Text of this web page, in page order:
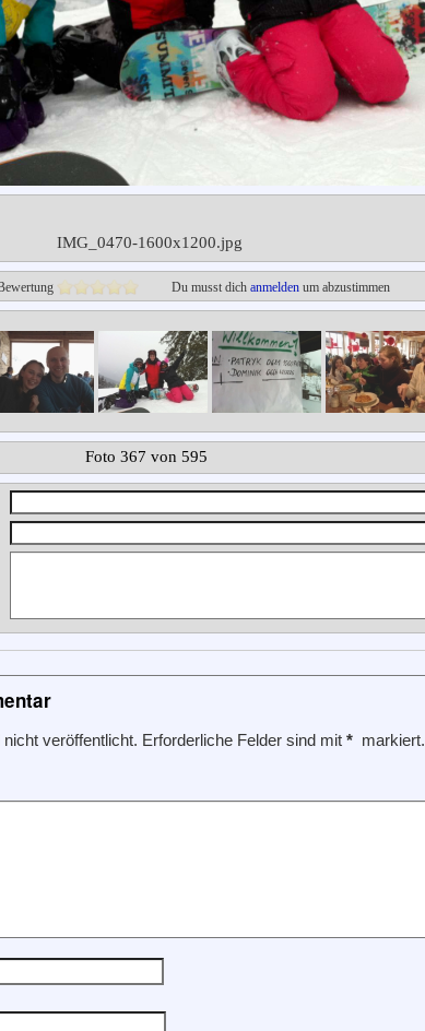
IMG_0470-1600x1200.jpg
Du musst dich anmelden um abzustimmen
Foto 367 von 595
veröffentlicht. Erforderliche Felder sind mit * markiert.